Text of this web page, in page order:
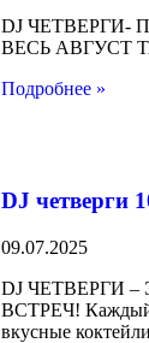
DJ ЧЕТВЕРГИ-
ВЕСЬ АВГУСТ
Подробнее »
DJ четверги
09.07.2025
DJ ЧЕТВЕРГИ
ВСТРЕЧ! Каждый
вкусные